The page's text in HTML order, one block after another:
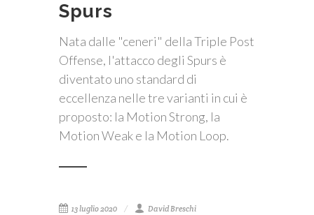
Spurs
Nata dalle "ceneri" della Triple Post
Offense, l'attacco degli Spurs è
diventato uno standard di
eccellenza nelle tre varianti in cui è
proposto: la Motion Strong, la
Motion Weak e la Motion Loop.
13 luglio 2020
David Breschi